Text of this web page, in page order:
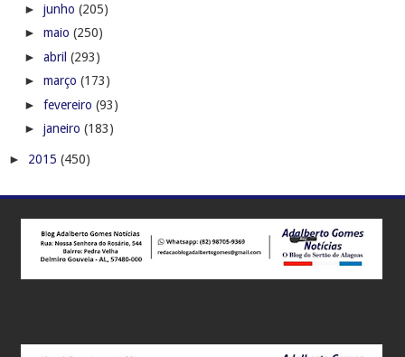
► junho (205)
► maio (250)
► abril (293)
► março (173)
► fevereiro (93)
► janeiro (183)
► 2015 (450)